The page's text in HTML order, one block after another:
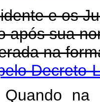
e os
após sua
na
Decreto-
na